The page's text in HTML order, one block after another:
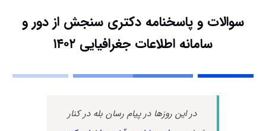
سوالات و پاسخنامه دکتری سنجش از دور و
سامانه اطلاعات جغرافیایی ۱۴۰۲
در این روزها در پیام رسان بله در کنار